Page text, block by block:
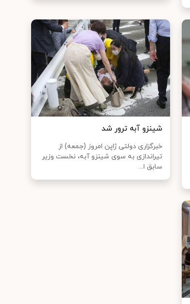
شینزو آبه ترور شد
خبرگزاری دولتی ژاپن امروز (جمعه) از
تیراندازی به سوی شینزو آبه، نخست وزیر
سابق ا...